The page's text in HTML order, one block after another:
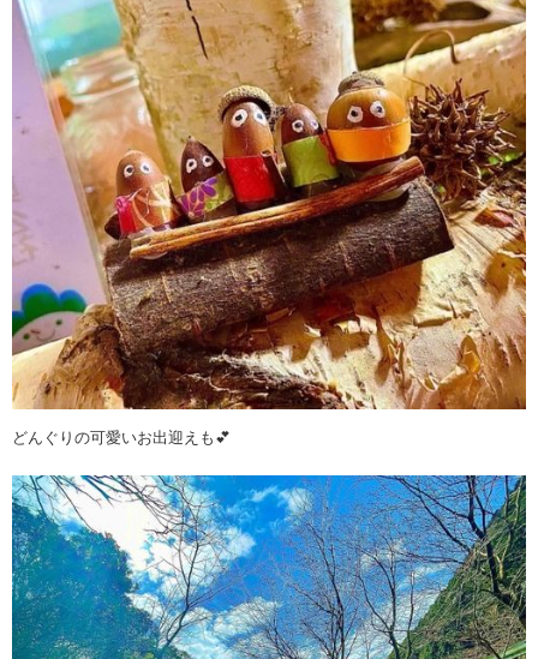
どんぐりの可愛いお出迎えも💕